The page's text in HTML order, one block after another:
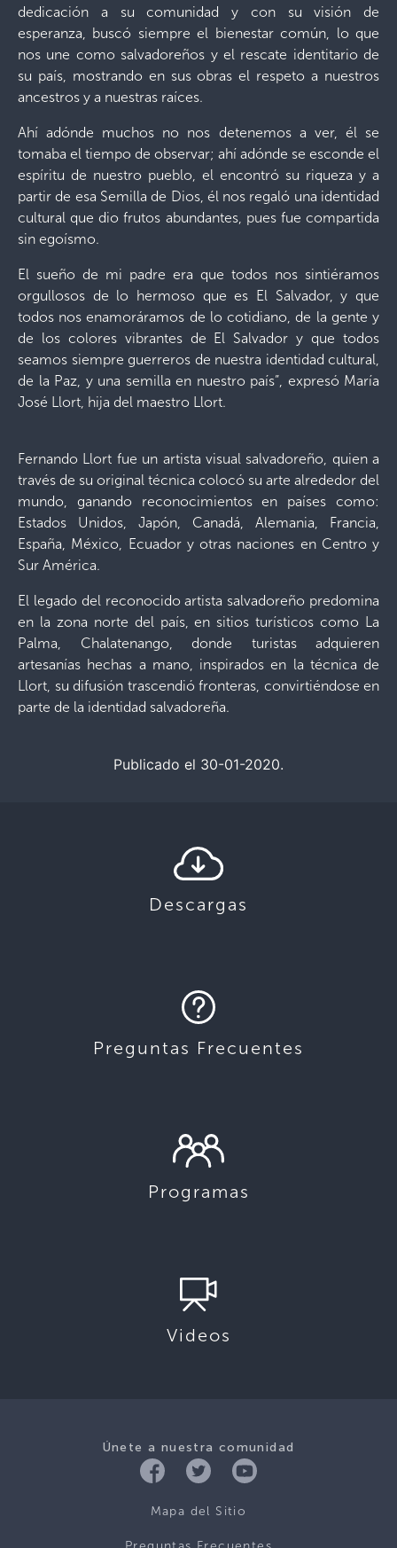
dedicación a su comunidad y con su visión de
esperanza, buscó siempre el bienestar común, lo que
nos une como salvadoreños y el rescate identitario de
su país, mostrando en sus obras el respeto a nuestros
ancestros y a nuestras raíces.
Ahí adónde muchos no nos detenemos a ver, él se
tomaba el tiempo de observar; ahí adónde se esconde el
espíritu de nuestro pueblo, el encontró su riqueza y a
partir de esa Semilla de Dios, él nos regaló una identidad
cultural que dio frutos abundantes, pues fue compartida
sin egoísmo.
El sueño de mi padre era que todos nos sintiéramos
orgullosos de lo hermoso que es El Salvador, y que
todos nos enamoráramos de lo cotidiano, de la gente y
de los colores vibrantes de El Salvador y que todos
seamos siempre guerreros de nuestra identidad cultural,
de la Paz, y una semilla en nuestro país”, expresó María
José Llort, hija del maestro Llort.
Fernando Llort fue un artista visual salvadoreño, quien a
través de su original técnica colocó su arte alrededor del
mundo, ganando reconocimientos en países como:
Estados Unidos, Japón, Canadá, Alemania, Francia,
España, México, Ecuador y otras naciones en Centro y
Sur América.
El legado del reconocido artista salvadoreño predomina
en la zona norte del país, en sitios turísticos como La
Palma, Chalatenango, donde turistas adquieren
artesanías hechas a mano, inspirados en la técnica de
Llort, su difusión trascendió fronteras, convirtiéndose en
parte de la identidad salvadoreña.
Publicado el 30-01-2020.
Descargas
Preguntas Frecuentes
Programas
Videos
Únete a nuestra comunidad
Mapa del Sitio